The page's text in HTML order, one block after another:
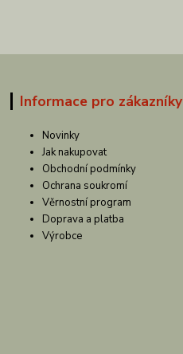
Informace pro zákazníky
Novinky
Jak nakupovat
Obchodní podmínky
Ochrana soukromí
Věrnostní program
Doprava a platba
Výrobce